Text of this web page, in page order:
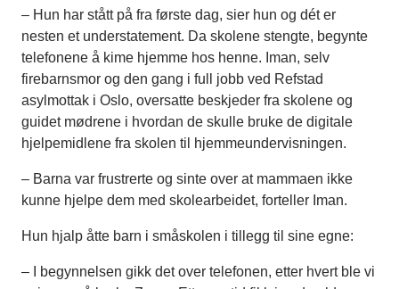
– Hun har stått på fra første dag, sier hun og dét er
nesten et understatement. Da skolene stengte, begynte
telefonene å kime hjemme hos henne. Iman, selv
firebarnsmor og den gang i full jobb ved Refstad
asylmottak i Oslo, oversatte beskjeder fra skolene og
guidet mødrene i hvordan de skulle bruke de digitale
hjelpemidlene fra skolen til hjemmeundervisningen.
– Barna var frustrerte og sinte over at mammaen ikke
kunne hjelpe dem med skolearbeidet, forteller Iman.
Hun hjalp åtte barn i småskolen i tillegg til sine egne:
– I begynnelsen gikk det over telefonen, etter hvert ble vi